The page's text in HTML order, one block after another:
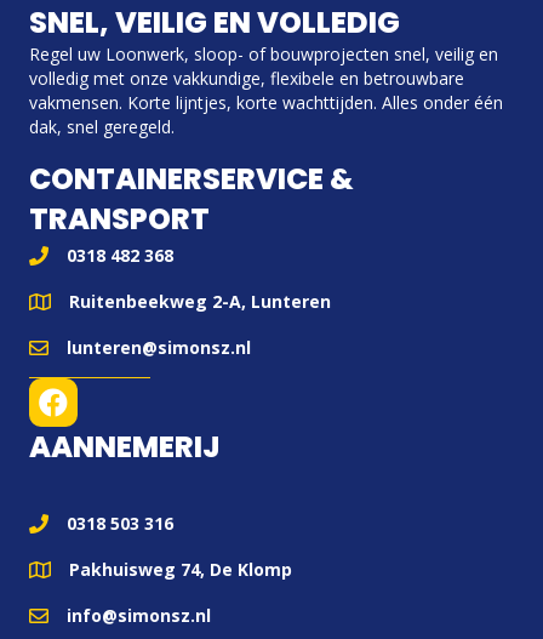
SNEL, VEILIG EN VOLLEDIG
Regel uw Loonwerk, sloop- of bouwprojecten snel, veilig en
volledig met onze vakkundige, flexibele en betrouwbare
vakmensen. Korte lijntjes, korte wachttijden. Alles onder één
dak, snel geregeld.
CONTAINERSERVICE &
TRANSPORT
0318 482 368
Ruitenbeekweg 2-A, Lunteren
lunteren@simonsz.nl
AANNEMERIJ
0318 503 316
Pakhuisweg 74, De Klomp
info@simonsz.nl